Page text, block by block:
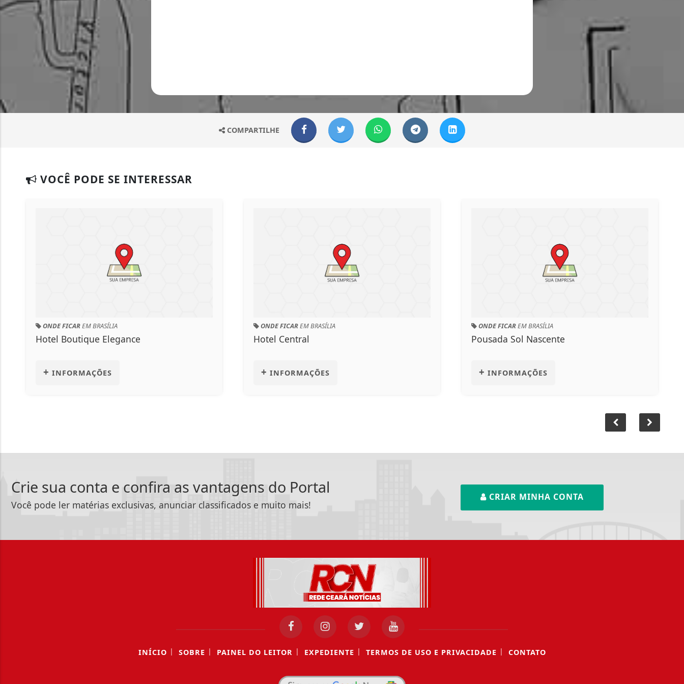
COMPARTILHE
VOCÊ PODE SE INTERESSAR
ONDE FICAREM BRASÍLIA
Pousada Sol Nascente
+INFORMAÇÕES
ONDE COMEREM BRASÍLIA
Inova Panificadora & Confeitaria
INFORMAÇÕES
CONTRATAR SERVIÇOSEM BRASÍLIA
Max Pedreiro
INFORMAÇÕES
Crie sua conta e confira as vantagens do Portal
Você pode ler matérias exclusivas, anunciar classificados e muito mais!
CRIAR MINHA CONTA
INÍCIO | SOBRE | PAINEL DO LEITOR | EXPEDIENTE | TERMOS DE USO E PRIVACIDADE | CONTATO